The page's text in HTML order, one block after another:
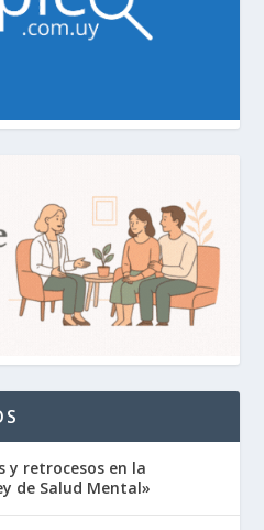
y retrocesos en la
de Salud Mental»